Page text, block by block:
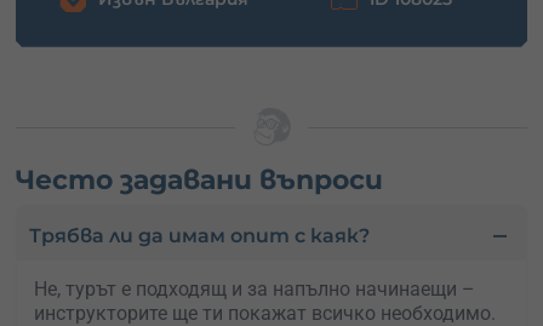
Често задавани въпроси
Трябва ли да имам опит с каяк?
Не, турът е подходящ и за напълно начинаещи –
инструкторите ще ти покажат всичко необходимо.